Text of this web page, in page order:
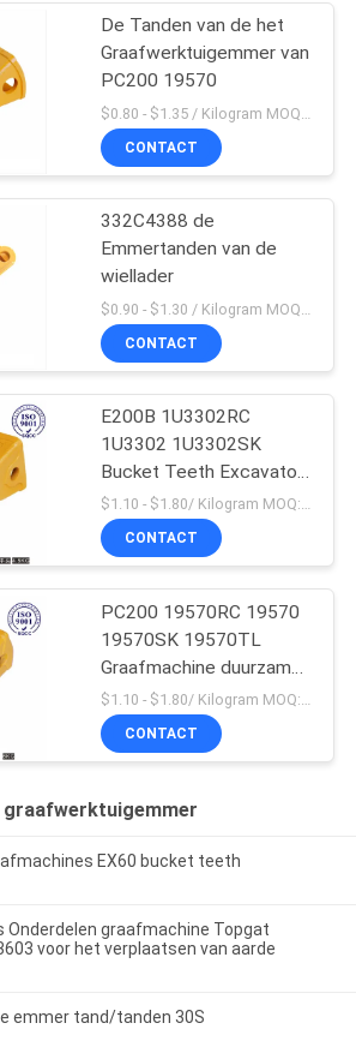
De Tanden van de het
Graafwerktuigemmer van
PC200 19570
CONTACT
332C4388 de
Emmertanden van de
wiellader
CONTACT
E200B 1U3302RC
1U3302 1U3302SK
Bucket Teeth Excavator
Massaproductie
$1.10 - $1.80/ Kilogram MOQ:100 Kilogram/Kilograms
CONTACT
PC200 19570RC 19570
19570SK 19570TL
Graafmachine duurzame
emmertanden voor
Komatsu
$1.10 - $1.80/ Kilogram MOQ:100 Kilogram/Kilogram
CONTACT
graafwerktuigemmer
EX60 bucket teeth
Onderdelen graafmachine Topgat
voor het verplaatsen van aarde
emmer tand/tanden 30S